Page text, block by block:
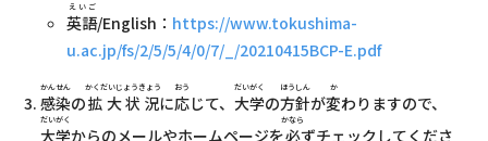
英語
えいご
/English： https://www.tokushima-
u.ac.jp/fs/2/5/5/4/0/7/_/20210415BCP-E.pdf
感染
かんせん
の拡大状況
かくだいじょうきょう
に応
おう
じて、大学
だいがく
の方針
ほうしん
が変
か
わりますので、
大学
だいがく
からのメールやホームページを必
かなら
ずチェックしてくださ